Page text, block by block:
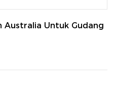
Australia Untuk Gudang